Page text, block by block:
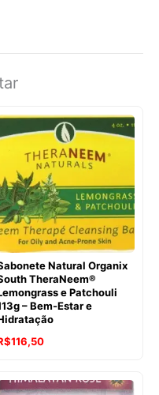
Natural Organix
TheraNeem®
e Patchouli
– Bem-Estar e
116,50O
atual